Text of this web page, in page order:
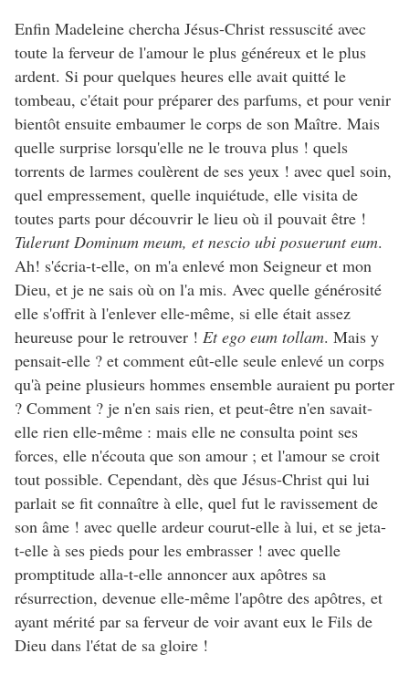
Enfin Madeleine chercha Jésus-Christ ressuscité avec
toute la ferveur de l'amour le plus généreux et le plus
ardent. Si pour quelques heures elle avait quitté le
tombeau, c'était pour préparer des parfums, et pour venir
bientôt ensuite embaumer le corps de son Maître. Mais
quelle surprise lorsqu'elle ne le trouva plus ! quels
torrents de larmes coulèrent de ses yeux ! avec quel soin,
quel empressement, quelle inquiétude, elle visita de
toutes parts pour découvrir le lieu où il pouvait être !
Tulerunt Dominum meum, et nescio ubi posuerunt eum.
Ah! s'écria-t-elle, on m'a enlevé mon Seigneur et mon
Dieu, et je ne sais où on l'a mis. Avec quelle générosité
elle s'offrit à l'enlever elle-même, si elle était assez
heureuse pour le retrouver ! Et ego eum tollam. Mais y
pensait-elle ? et comment eût-elle seule enlevé un corps
qu'à peine plusieurs hommes ensemble auraient pu porter
? Comment ? je n'en sais rien, et peut-être n'en savait-
elle rien elle-même : mais elle ne consulta point ses
forces, elle n'écouta que son amour ; et l'amour se croit
tout possible. Cependant, dès que Jésus-Christ qui lui
parlait se fit connaître à elle, quel fut le ravissement de
son âme ! avec quelle ardeur courut-elle à lui, et se jeta-
t-elle à ses pieds pour les embrasser ! avec quelle
promptitude alla-t-elle annoncer aux apôtres sa
résurrection, devenue elle-même l'apôtre des apôtres, et
ayant mérité par sa ferveur de voir avant eux le Fils de
Dieu dans l'état de sa gloire !